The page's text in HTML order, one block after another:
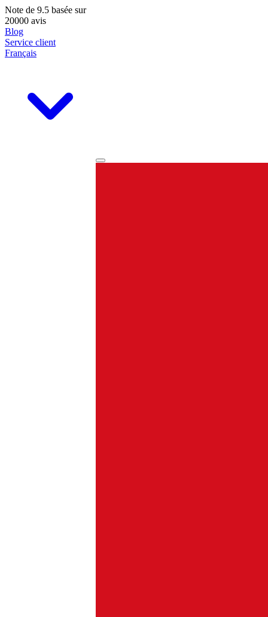
Note de 9.5 basée sur
20000 avis
Blog
Service client
Français